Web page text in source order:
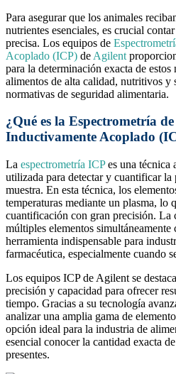
Para asegurar que los animales
nutrientes esenciales, es crucial
precisa. Los equipos de
Acoplado (ICP) de Agilent
para la determinación exacta de estos
alimentos de alta calidad, nutritivos y
normativas de seguridad alimentaria.
¿Qué es la Espectrometría
Inductivamente Acoplado
La espectrometría ICPes una técnica
utilizada para detectar y cuantificar la
muestra. En esta técnica, los
temperaturas mediante un plasma, lo
cuantificación con gran precisión. La
múltiples elementos simultáneamente
herramienta indispensable para
farmacéutica, especialmente cuando
Los equipos ICP de Agilent se
precisión y capacidad para ofrecer
tiempo. Gracias a su tecnología
analizar una amplia gama de
opción ideal para la industria de
esencial conocer la cantidad exacta
presentes.